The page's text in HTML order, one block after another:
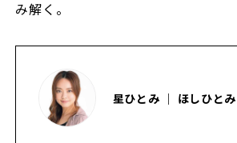
み解く。
星ひとみ ｜ ほしひとみ